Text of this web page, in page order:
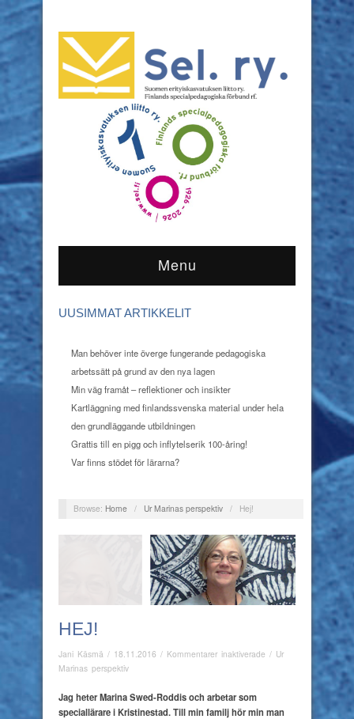
Menu
UUSIMMAT ARTIKKELIT
Man behöver inte överge fungerande pedagogiska
arbetssätt på grund av den nya lagen
Min väg framåt – reflektioner och insikter
Kartläggning med finlandssvenska material under hela
den grundläggande utbildningen
Grattis till en pigg och inflytelserik 100-åring!
Var finns stödet för lärarna?
Browse: Home / Ur Marinas perspektiv / Hej!
HEJ!
Jani Käsmä / 18.11.2016 / Kommentarer inaktiverade för/ Ur
Marinas perspektiv
Jag heter Marina Swed-Roddis och arbetar som
speciallärare i Kristinestad. Till min familj hör min man